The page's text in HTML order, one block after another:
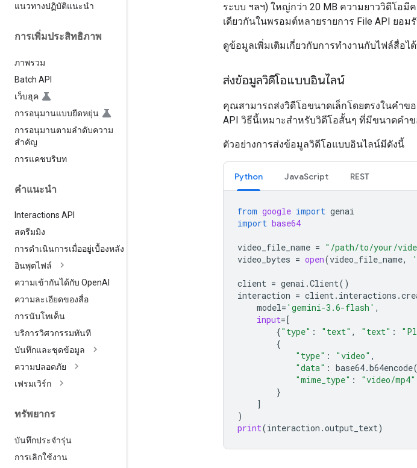
แนวทางปฏิบัติแนะนำ
การเพิ่มประสิทธิภาพ
ภาพรวม
Batch API
เว็บฮุค
การอนุมานแบบยืดหยุ่น
การอนุมานตามลำดับความ
สำคัญ
การแคชบริบท
คำแนะนำ
Interactions API
สตรีมมิง
การดำเนินการเมื่ออยู่เบื้องหลัง
อินพุตไฟล์
ความเข้ากันได้กับ OpenAI
ความละเอียดของสื่อ
การนับโทเค็น
บริการวิศวกรรมทันที
บันทึกและชุดข้อมูล
ความปลอดภัย
เฟรมเวิร์ก
ทรัพยากร
บันทึกประจำรุ่น
การเลิกใช้งาน
ระบบ ฯลฯ) ใหญ่กว่า 20 MB ความยาววิดีโอ
เดียวกันในพรอมต์หลายรายการ File API ยอม
ดูข้อมูลเพิ่มเติมเกี่ยวกับการทำงานกับไฟล์สื่อไ
ส่งข้อมูลวิดีโอแบบอินไลน์
คุณสามารถส่งวิดีโอขนาดเล็กโดยตรงในคำข
API วิธีนี้เหมาะสำหรับวิดีโอสั้นๆ ที่มีขนาดคำ
ตัวอย่างการส่งข้อมูลวิดีโอแบบอินไลน์มีดังนี้
Python JavaScript REST
from google import genai
import base64
video_file_name = "/path/to/your/
video_bytes = open(video_file_name,
client = genai .Client()
interaction = client. interactions .
model= 'gemini-3.6-flash' ,
input=[
{"type" : "text" , "text" :
{
"type" : "video" ,
"data" : base64.b64encode(
"mime_type" :
"video/mp4"
}
]
)
print(interaction .output_text)